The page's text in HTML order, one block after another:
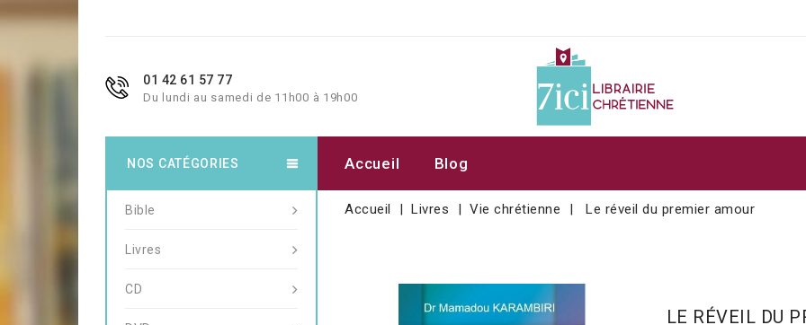
01 42 61 57 77
Du lundi au samedi de 11h00 à 19h00
Accueil Blog
Accueil Livres Vie chrétienne Le réveil du premier amour
LE RÉVEIL DU
NOS CATÉGORIES
Bible
Livres
CD